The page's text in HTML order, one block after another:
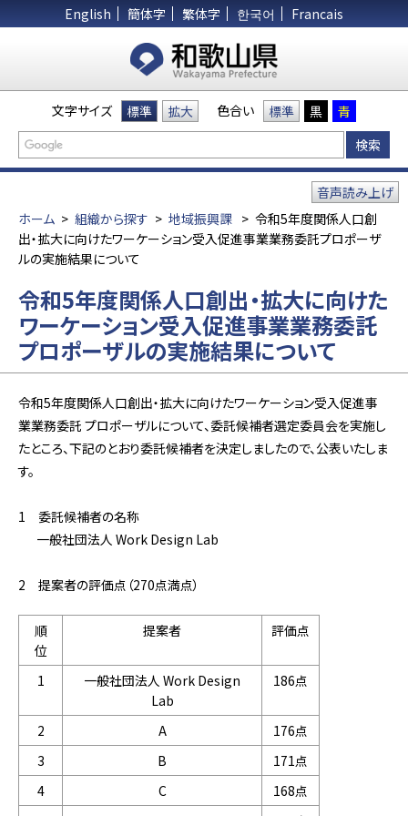
English 簡体字 繁体字 한국어 Francais
文字サイズ 標準 拡大 色合い 標準 黒 青
ホーム > 組織から探す > 地域振興課 > 令和5年度関係人口創
出・拡大に向けたワーケーション受入促進事業業務委託プロポーザ
ルの実施結果について
音声読み上げ
令和5年度関係人口創出・拡大に向けた
ワーケーション受入促進事業業務委託
プロポーザルの実施結果について
令和5年度関係人口創出・拡大に向けたワーケーション受入促進事
業業務委託 プロポーザルについて、委託候補者選定委員会を実施し
たところ、下記のとおり委託候補者を決定しましたので、公表いたしま
す。
1 委託候補者の名称
一般社団法人 Work Design Lab
2 提案者の評価点（270点満点）
順
位
提案者 評価点
1
一般社団法人 Work Design
Lab
186点
2 A
176点
3
B
171点
4
C
168点